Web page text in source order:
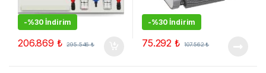
-%30 İndirim
206.869 ₺ 295.546₺
-%30 İndirim
75.292₺ 107.562₺